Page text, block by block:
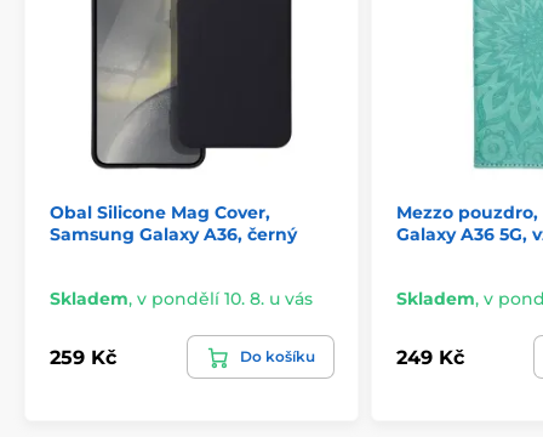
Pouzdro lzepřeměnit na TV stojánek
, takže můžete
pohodlně sledovat filmy a videa nebo si prohlížet
společně fotky či brouzdat po internetu.
Uvnitř pouzdra se také nachází
pro uschování peněz, kreditní karty nebo osobních
Pouzdro u nás můžete zakoupit
v několika barevných
Obal Silicone Mag Cover,
Samsung Galaxy A36, černý
Skladem, v pondělí 10. 8. u vás
259 Kč Do košíku
Mezzo
Galaxy A36 5G,
Skladem, v
249 Kč